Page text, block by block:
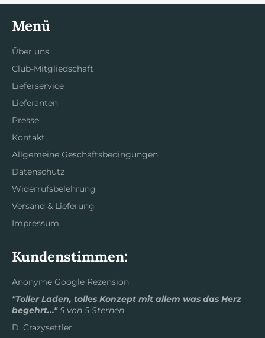
Menü
Über uns
Club-Mitgliedschaft
Lieferservice
Lieferanten
Presse
Kontakt
Allgemeine Geschäftsbedingungen
Datenschutz
Widerrufsbelehrung
Versand & Lieferung
Impressum
Kundenstimmen:
Anonyme Google Rezension
"Toller Laden, tolles Konzept mit allem was das Herz
begehrt..."5 von 5 Sternen
D. Crazysettler